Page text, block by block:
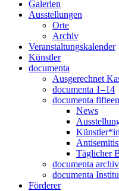
Galerien
Ausstellungen
Orte
Archiv
Veranstaltungskalender
Künstler
documenta
Ausgerechnet
documenta 1–14
documenta fifteen
News
Täglicher
documenta archiv
documenta
Förderer